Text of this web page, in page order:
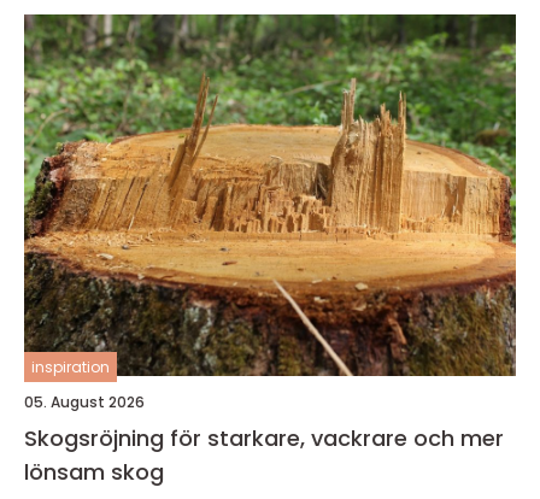
inspiration
05. August 2026
Skogsröjning för starkare, vackrare och mer
lönsam skog